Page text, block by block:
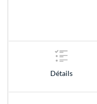
Détails